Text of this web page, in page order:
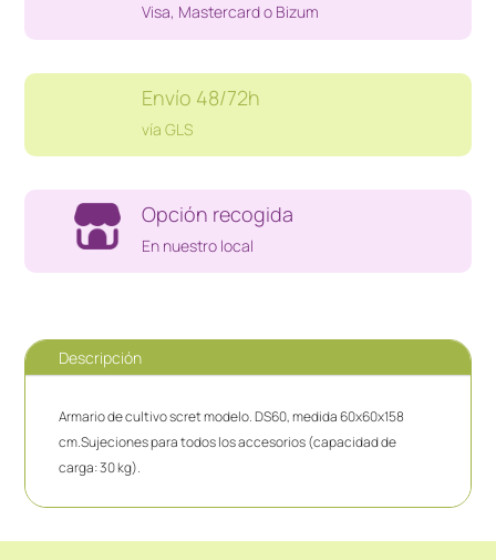
cantidad
Visa, Mastercard o Bizum
Envío 48/72h
vía GLS
Opción recogida
En nuestro local
Descripción
Armario de cultivo scret modelo. DS60, medida 60x60x158
cm.Sujeciones para todos los accesorios (capacidad de
carga: 30 kg).